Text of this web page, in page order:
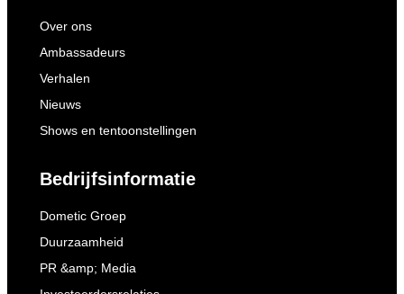
Over ons
Ambassadeurs
Verhalen
Nieuws
Shows en tentoonstellingen
Bedrijfsinformatie
Dometic Groep
Duurzaamheid
PR &amp; Media